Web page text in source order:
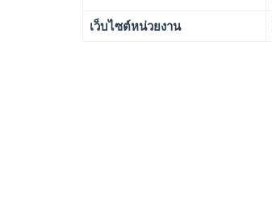
เว็บไซต์หน่วยงาน